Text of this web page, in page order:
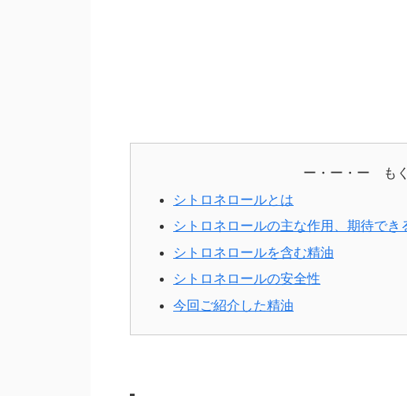
ー・ー・ー も
シトロネロールとは
シトロネロールの主な作用、期待でき
シトロネロールを含む精油
シトロネロールの安全性
今回ご紹介した精油